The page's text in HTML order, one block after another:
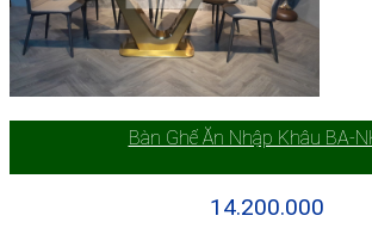
Bàn Ghế Ăn Nhập Khâu BA-
14.200.000